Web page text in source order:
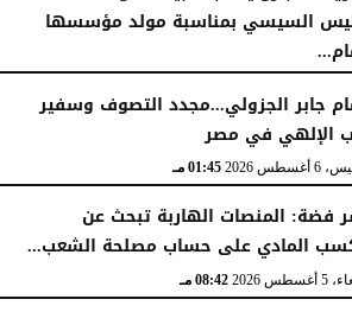
السيسي بمناسبة مولد مؤسسها
جابر الجزولي...مجدد التصوف وسفير
الإلهي في مصر
2026 01:45 مـ
فضة: المنصات الهاربة تبحث عن
المادي على حساب مصلحة الشعب...
2026 08:42 مـ